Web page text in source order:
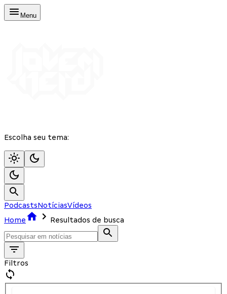
Menu
Escolha seu tema:
PodcastsNotíciasVídeos
Home
Resultados de busca
Filtros